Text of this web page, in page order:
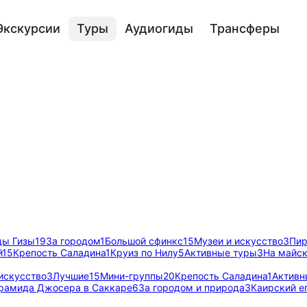
Туры Аудиогиды Трансферы
Гизы19За городом1Большой сфинкс15Музеи и искусство3
15Крепость Саладина1Круиз по Нилу5Активные туры3На
3Лучшие15Мини-группы20Крепость Саладина1
Джосера в Саккаре6За городом и природа3Каирский